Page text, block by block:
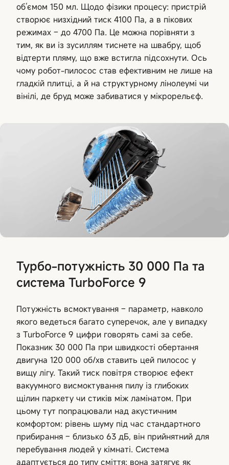
об’ємом 150 мл. Щодо фізики процесу: пристрій
створює низхідний тиск 4100 Па, а в пікових
режимах – до 4700 Па. Це можна порівняти з
тим, як ви із зусиллям тиснете на швабру, щоб
відтерти пляму, що вже встигла підсохнути. Ось
чому робот-пилосос став ефективним не лише на
гладкій плитці, а й на структурному лінолеумі чи
вінілі, де бруд може забиватися у мікрорельєф.
Турбо-потужність 30 000 Па та
система TurboForce 9
Потужність всмоктування – параметр, навколо
якого ведеться багато суперечок, але у випадку
з TurboForce 9 цифри говорять самі за себе.
Показник 30 000 Па при швидкості обертання
двигуна 120 000 об/хв ставить цей пилосос у
вищу лігу. Такий тиск повітря створює ефект
вакуумного висмоктування пилу із глибоких
щілин паркету чи стиків між ламінатом. При
цьому тут попрацювали над акустичним
комфортом: рівень шуму під час стандартного
прибирання – близько 63 дБ, він прийнятний для
перебування людей у кімнаті. Система
адаптується до типу сміття: вона затягує як